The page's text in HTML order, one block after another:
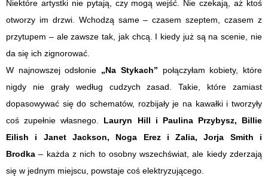
Niektóre artystki nie pytają, czy mogą wejść. Nie czekają, aż ktoś
otworzy im drzwi. Wchodzą same – czasem szeptem, czasem z
przytupem – ale zawsze tak, jak chcą. I kiedy już są na scenie, nie
da się ich zignorować.
W najnowszej odsłonie „Na Stykach” połączyłam kobiety, które
nigdy nie grały według cudzych zasad. Takie, które zamiast
dopasowywać się do schematów, rozbijały je na kawałki i tworzyły
coś zupełnie własnego.
Lauryn Hill i Paulina Przybysz, Billie
Eilish i Janet Jackson, Noga Erez i Zalia, Jorja Smith i
Brodka – każda z nich to osobny wszechświat, ale kiedy zderzają
się w jednym miejscu, powstaje coś elektryzującego.